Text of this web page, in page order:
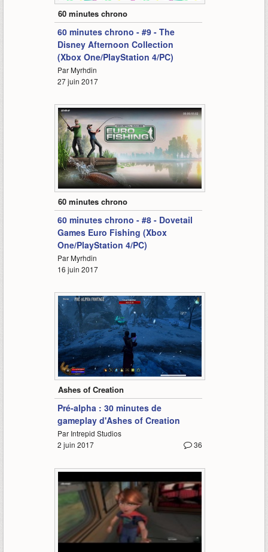
60 minutes chrono
60 minutes chrono - #9 - The
Disney Afternoon Collection
(Xbox One/PlayStation 4/PC)
Par Myrhdin
27 juin 2017
65:26
60 minutes chrono
60 minutes chrono - #8 - Dovetail
Games Euro Fishing (Xbox
One/PlayStation 4/PC)
Par Myrhdin
16 juin 2017
30:29
Ashes of Creation
Pré-alpha : 30 minutes de
gameplay d'Ashes of Creation
Par Intrepid Studios
36
2 juin 2017
64:34